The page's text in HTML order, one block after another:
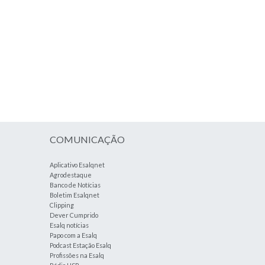
COMUNICAÇÃO
Aplicativo Esalqnet
Agrodestaque
Banco de Notícias
Boletim Esalqnet
Clipping
Dever Cumprido
Esalq notícias
Papo com a Esalq
Podcast Estação Esalq
Profissões na Esalq